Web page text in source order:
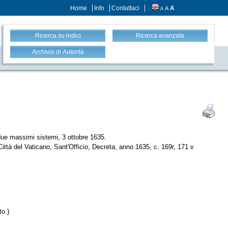
Home Info Contattaci A A A
Ricerca su indici Ricerca avanzata
Archivio di Autorità